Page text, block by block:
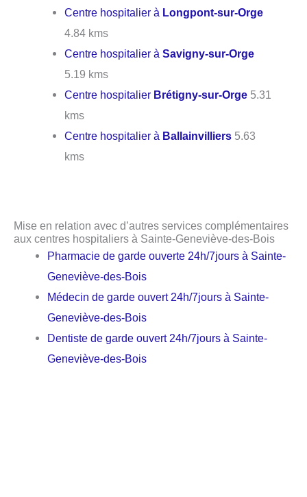
Centre hospitalier à Longpont-sur-Orge
4.84 kms
Centre hospitalier àSavigny-sur-Orge
5.19 kms
Centre hospitalier Brétigny-sur-Orge 5.31
kms
Centre hospitalier à Ballainvilliers 5.63
kms
Mise en relation avec d’autres services complémentaires
aux centres hospitaliers à Sainte-Geneviève-des-Bois
Pharmacie de garde ouverte 24h/7jours à Sainte-
Geneviève-des-Bois
Médecin de garde ouvert 24h/7jours à Sainte-
Geneviève-des-Bois
Dentiste de garde ouvert 24h/7jours à Sainte-
Geneviève-des-Bois